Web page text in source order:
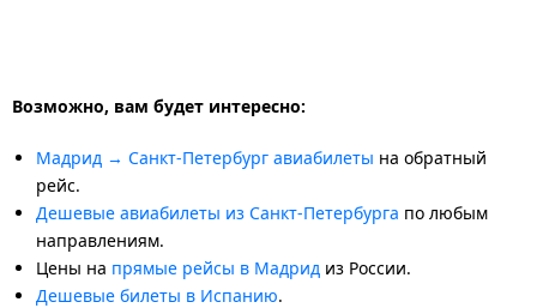
Возможно, вам будет интересно:
Мадрид → Санкт-Петербург авиабилеты на обратный
рейс.
Дешевые авиабилеты из Санкт-Петербурга по любым
направлениям.
Цены на прямые рейсы в Мадрид из России.
Дешевые билеты в Испанию.